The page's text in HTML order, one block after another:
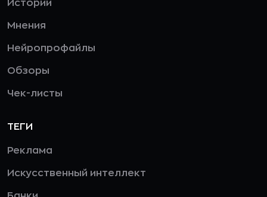
Истории
Мнения
Нейропрофайлы
Обзоры
Чек-листы
ТЕГИ
Реклама
Искусственный интеллект